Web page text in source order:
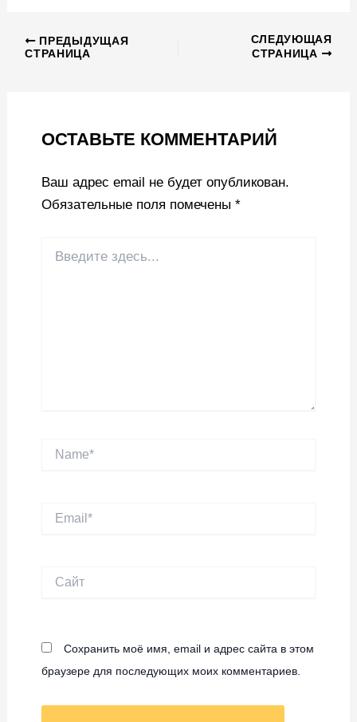
ПРЕДЫДУЩАЯ
СТРАНИЦА
СЛЕДУЮЩАЯ
СТРАНИЦА
ОСТАВЬТЕ КОММЕНТАРИЙ
Ваш адрес email не будет опубликован.
Обязательные поля помечены *
здесь...
Name*
Email*
Сохранить моё имя, email и адрес сайта в этом
браузере для последующих моих комментариев.